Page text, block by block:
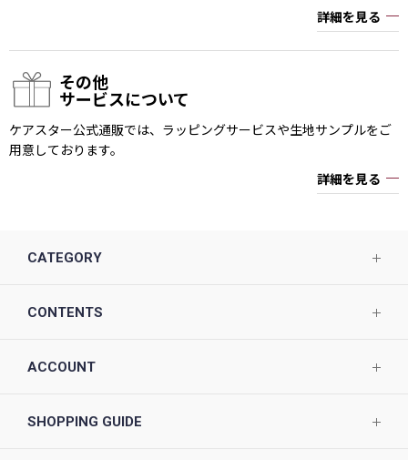
詳細を見る
その他
サービスについて
ケアスター公式通販では、ラッピングサービスや生地サンプルをご
用意しております。
詳細を見る
CATEGORY
CONTENTS
ACCOUNT
SHOPPING GUIDE